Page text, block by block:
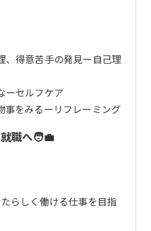
、得意苦手の発見ー自己理
ーセルフケア
事をみるーリフレーミング
職へ🧑‍💼
らしく働ける仕事を目指